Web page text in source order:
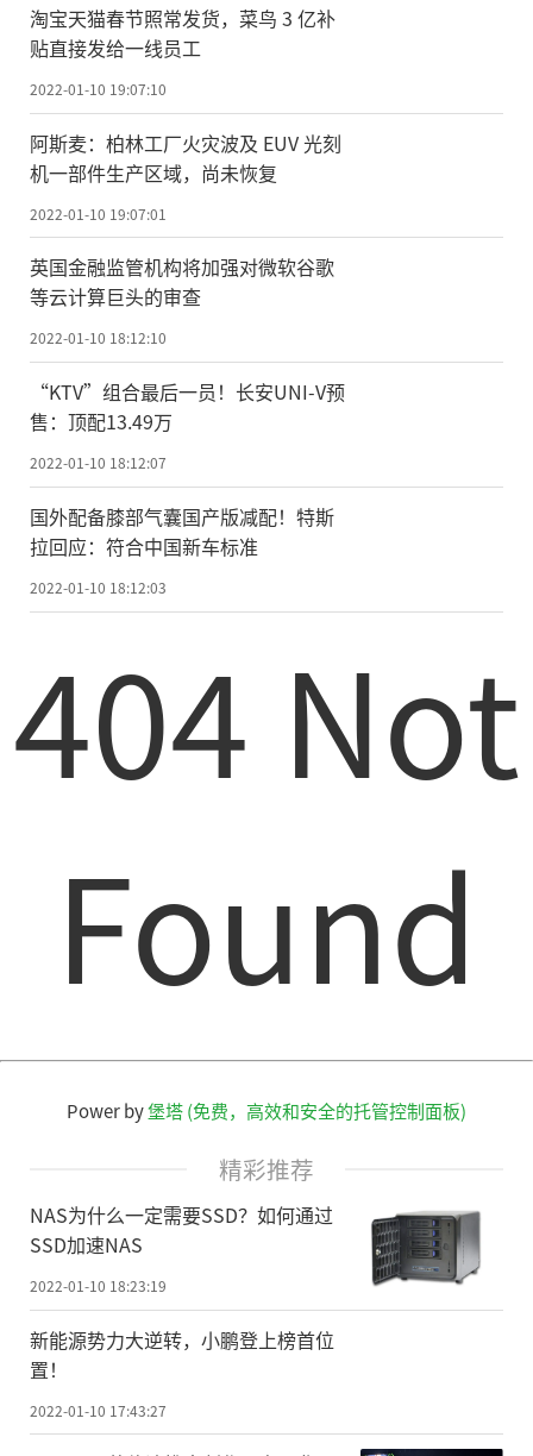
淘宝天猫春节照常发货，菜鸟 3 亿补
贴直接发给一线员工
2022-01-10 19:07:10
阿斯麦：柏林工厂火灾波及 EUV 光刻
机一部件生产区域，尚未恢复
2022-01-10 19:07:01
英国金融监管机构将加强对微软谷歌
等云计算巨头的审查
2022-01-10 18:12:10
“KTV”组合最后一员！长安UNI-V预
售：顶配13.49万
2022-01-10 18:12:07
国外配备膝部气囊国产版减配！特斯
拉回应：符合中国新车标准
2022-01-10 18:12:03
404 Not
Found
Power by堡塔 (免费，高效和安全的托管控制面板)
精彩推荐
NAS为什么一定需要SSD？如何通过
SSD加速NAS
2022-01-10 18:23:19
新能源势力大逆转，小鹏登上榜首位
置！
2022-01-10 17:43:27